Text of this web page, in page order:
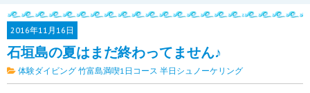
2016年11月16日
石垣島の夏はまだ終わってません♪
体験ダイビング 竹富島満喫1日コース 半日シュノーケリング